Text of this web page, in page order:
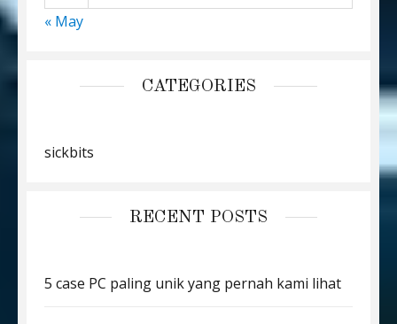
« May
CATEGORIES
sickbits
RECENT POSTS
5 case PC paling unik yang pernah kami lihat